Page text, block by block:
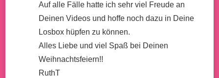
Auf alle Fälle hatte ich sehr viel Freude an
Deinen Videos und hoffe noch dazu in Deine
Losbox hüpfen zu können.
Alles Liebe und viel Spaß bei Deinen
Weihnachtsfeiern!!
RuthT